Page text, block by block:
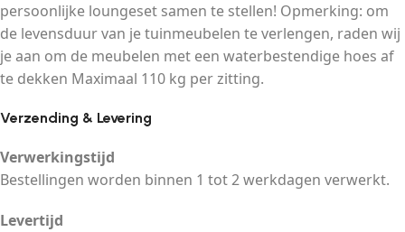
persoonlijke loungeset samen te stellen! Opmerking: om
de levensduur van je tuinmeubelen te verlengen, raden wij
je aan om de meubelen met een waterbestendige hoes af
te dekken Maximaal 110 kg per zitting.
Verzending & Levering
Verwerkingstijd
Bestellingen worden binnen 1 tot 2 werkdagen verwerkt.
Levertijd